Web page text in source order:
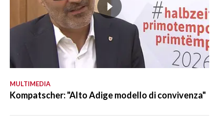
MULTIMEDIA
Kompatscher: "Alto Adige modello di convivenza"